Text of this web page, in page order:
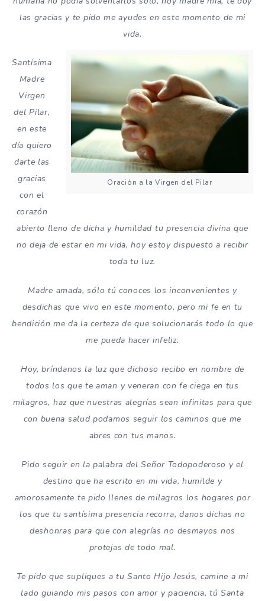
las gracias y te pido me ayudes en este momento de mi
vida.
Oración a la Virgen del Pilar
Santísima
Madre
Virgen
del Pilar,
en este
día quiero
darte las
gracias
con el
corazón
abierto lleno de dicha y humildad tu presencia divina que
no deja de estar en mi vida, hoy estoy dispuesto a recibir
toda tu luz.
Madre amada, sólo tú conoces los inconvenientes y
desdichas que vivo en este momento, pero mi fe en tu
bendición me da la certeza de que solucionarás todo lo que
me pueda hacer infeliz.
Hoy, bríndanos la luz que dichoso recibo en nombre de
todos los que te aman y veneran con fe ciega en tus
milagros, haz que nuestras alegrías sean infinitas para que
con buena salud podamos seguir los caminos que me
abres con tus manos.
Pido seguir en la palabra del Señor Todopoderoso y el
destino que ha escrito en mi vida. humilde y
amorosamente te pido llenes de milagros los hogares por
los que tu santísima presencia recorra, danos dichas no
deshonras para que con alegrías no desmayos nos
protejas de todo mal.
Te pido que supliques a tu Santo Hijo Jesús, camine a mi
lado guiando mis pasos con amor y paciencia, tú Santa